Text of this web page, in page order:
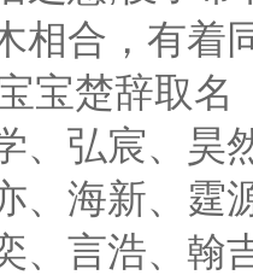
相合，有着
楚辞取名
弘宸、昊
海新、霆
言浩、翰